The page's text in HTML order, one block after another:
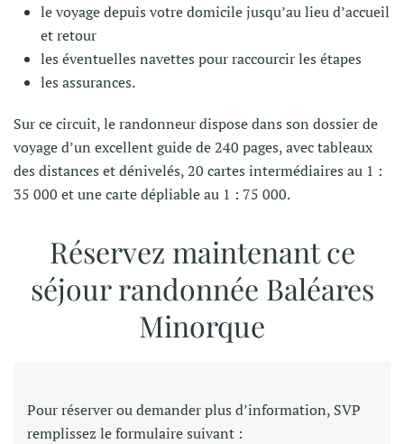
le voyage depuis votre domicile jusqu’au lieu d’accueil
et retour
les éventuelles navettes pour raccourcir les étapes
les assurances.
Sur ce circuit, le randonneur dispose dans son dossier de
voyage d’un excellent guide de 240 pages, avec tableaux
des distances et dénivelés, 20 cartes intermédiaires au 1 :
35 000 et une carte dépliable au 1 : 75 000.
Réservez maintenant ce
séjour randonnée Baléares
Minorque
Pour réserver ou demander plus d’information, SVP
remplissez le formulaire suivant :